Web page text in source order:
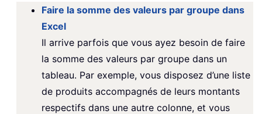
Faire la somme des valeurs par groupe dans
Excel
Il arrive parfois que vous ayez besoin de faire
la somme des valeurs par groupe dans un
tableau. Par exemple, vous disposez d’une liste
de produits accompagnés de leurs montants
respectifs dans une autre colonne, et vous